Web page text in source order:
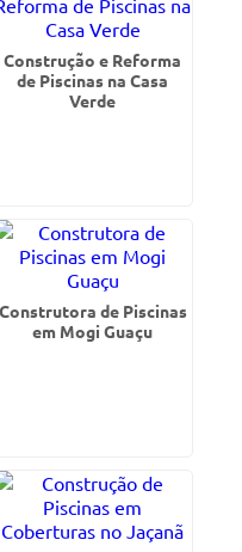
Construção e Reforma
de Piscinas na Casa
Verde
Construtora de Piscinas
em Mogi Guaçu